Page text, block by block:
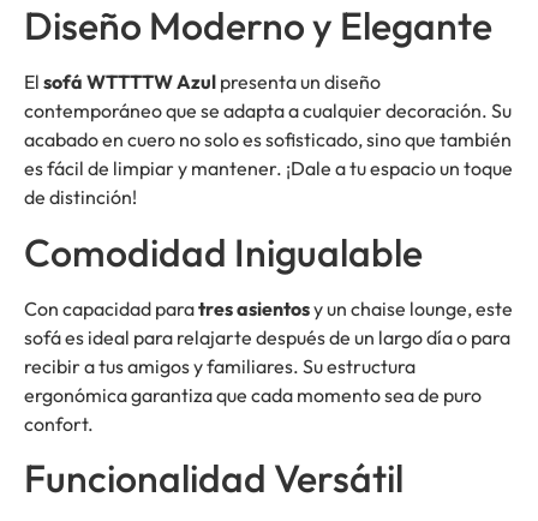
Diseño Moderno y Elegante
El sofá WTTTTW Azul presenta un diseño
contemporáneo que se adapta a cualquier decoración. Su
acabado en cuero no solo es sofisticado, sino que también
es fácil de limpiar y mantener. ¡Dale a tu espacio un toque
de distinción!
Comodidad Inigualable
Con capacidad paratres asientosy un chaise lounge, este
sofá es ideal para relajarte después de un largo día o para
recibir a tus amigos y familiares. Su estructura
ergonómica garantiza que cada momento sea de puro
confort.
Funcionalidad Versátil